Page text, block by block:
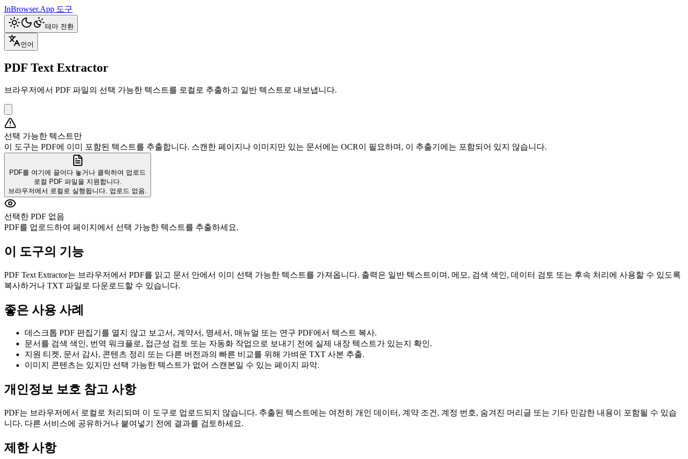
InBrowser.App 도구
테마 전환
언어
PDF Text Extractor
브라우저에서 PDF 파일의 선택 가능한 텍스트를 로컬로 추출하고 일반 텍스트로 내보냅니다.
선택 가능한 텍스트만
이 도구는 PDF에 이미 포함된 텍스트를 추출합니다. 스캔한 페이지나 이미지만 있는 문서에는 OCR이 필요하며, 이 추출기에는 포함되어 있지 않습니다.
PDF를 여기에 끌어다 놓거나 클릭하여 업로드
로컬 PDF 파일을 지원합니다.
브라우저에서 로컬로 실행됩니다. 업로드 없음.
선택한 PDF 없음
PDF를 업로드하여 페이지에서 선택 가능한 텍스트를 추출하세요.
이 도구의 기능
PDF Text Extractor는 브라우저에서 PDF를 읽고 문서 안에서 이미 선택 가능한 텍스트를 가져옵니다. 출력은 일반 텍스트이며, 메모, 검색 색인, 데이터 검토 또는 후속 처리에 사용할 수 있도록
복사하거나 TXT 파일로 다운로드할 수 있습니다.
좋은 사용 사례
데스크톱 PDF 편집기를 열지 않고 보고서, 계약서, 명세서, 매뉴얼 또는 연구 PDF에서 텍스트 복사.
문서를 검색 색인, 번역 워크플로, 접근성 검토 또는 자동화 작업으로 보내기 전에 실제 내장 텍스트가 있는지 확인.
지원 티켓, 문서 감사, 콘텐츠 정리 또는 다른 버전과의 빠른 비교를 위해 가벼운 TXT 사본 추출.
이미지 콘텐츠는 있지만 선택 가능한 텍스트가 없어 스캔본일 수 있는 페이지 파악.
개인정보 보호 참고 사항
PDF는 브라우저에서 로컬로 처리되며 이 도구로 업로드되지 않습니다. 추출된 텍스트에는 여전히 개인 데이터, 계약 조건, 계정 번호, 숨겨진 머리글 또는 기타 민감한 내용이 포함될 수 있습
니다. 다른 서비스에 공유하거나 붙여넣기 전에 결과를 검토하세요.
제한 사항